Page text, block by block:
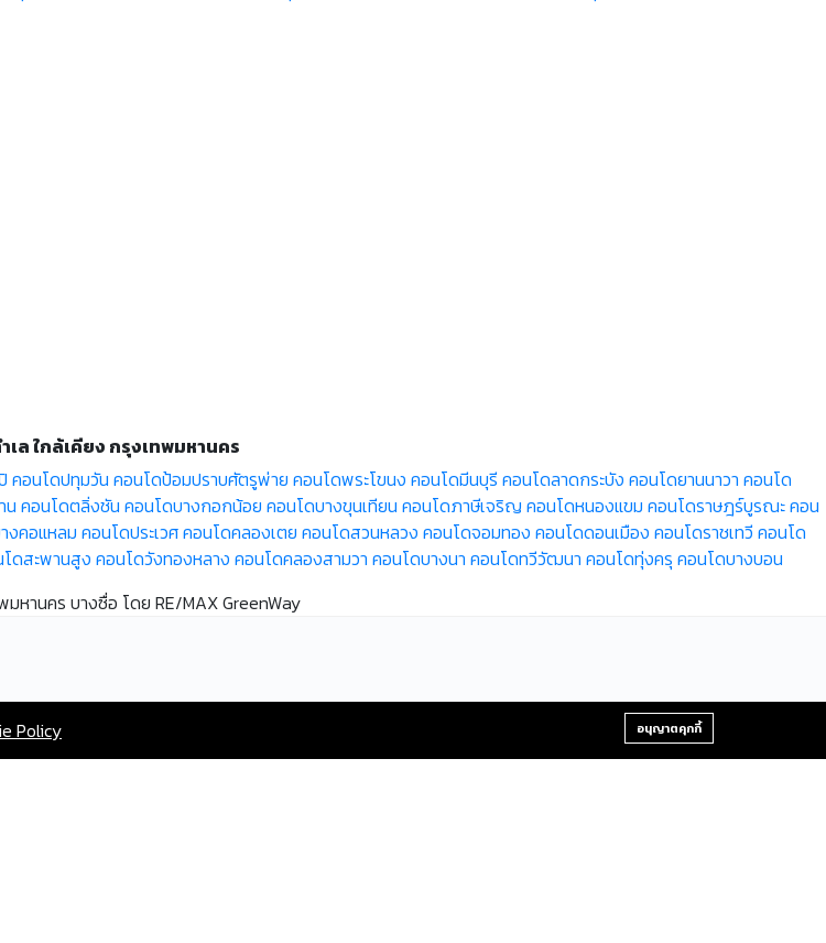
เล ใกล้เคียง กรุงเทพมหานคร
คอนโดปทุมวัน คอนโดป้อมปราบศัตรูพ่าย คอนโดพระโขนง คอนโดมีนบุรี คอนโดลาดกระบัง คอนโดยานนาวา คอนโด
น คอนโดตลิ่งชัน คอนโดบางกอกน้อย คอนโดบางขุนเทียน คอนโดภาษีเจริญ คอนโดหนองแขม คอนโดราษฎร์บูรณะคอน
งคอแหลม คอนโดประเวศคอนโดคลองเตย คอนโดสวนหลวง คอนโดจอมทอง คอนโดดอนเมือง คอนโดราชเทวี คอนโด
ดสะพานสูง คอนโดวังทองหลาง คอนโดคลองสามวา คอนโดบางนา คอนโดทวีวัฒนา คอนโดทุ่งครุ คอนโดบางบอน
หานคร บางซื่อ โดย RE/MAX GreenWay
+66-2-840-2224, 081-638-9190
Policy อนุญาตคุกกี้